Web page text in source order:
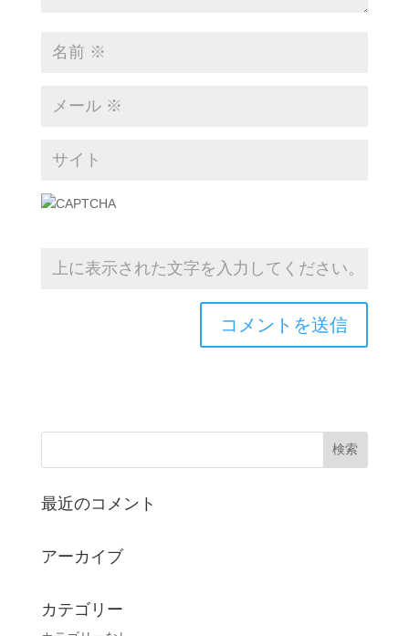
最近のコメント
アーカイブ
カテゴリー